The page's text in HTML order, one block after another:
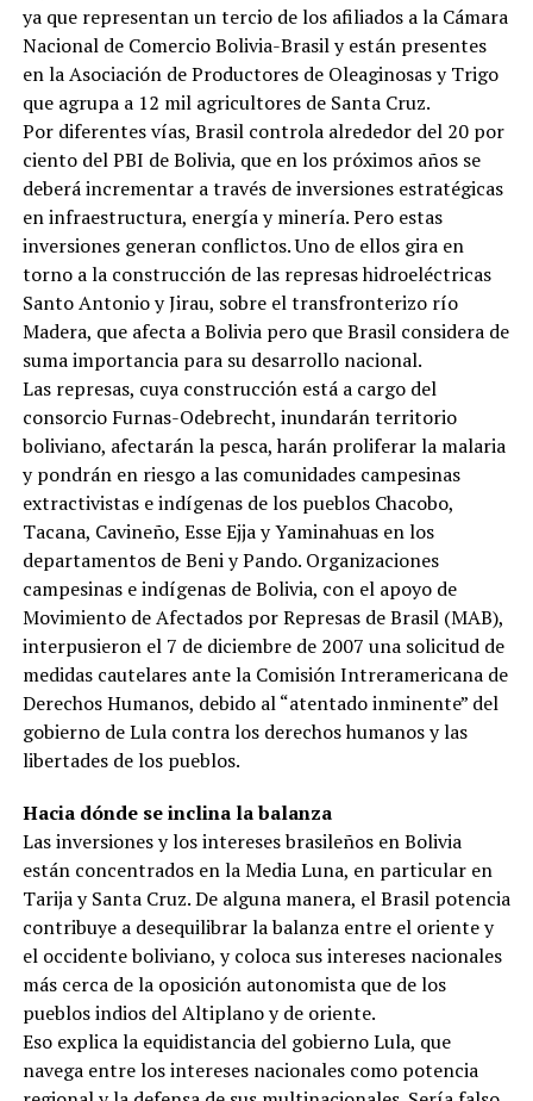
ya que representan un tercio de los afiliados a la Cámara
Nacional de Comercio Bolivia-Brasil y están presentes
en la Asociación de Productores de Oleaginosas y Trigo
que agrupa a 12 mil agricultores de Santa Cruz.
Por diferentes vías, Brasil controla alrededor del 20 por
ciento del PBI de Bolivia, que en los próximos años se
deberá incrementar a través de inversiones estratégicas
en infraestructura, energía y minería. Pero estas
inversiones generan conflictos. Uno de ellos gira en
torno a la construcción de las represas hidroeléctricas
Santo Antonio y Jirau, sobre el transfronterizo río
Madera, que afecta a Bolivia pero que Brasil considera de
suma importancia para su desarrollo nacional.
Las represas, cuya construcción está a cargo del
consorcio Furnas-Odebrecht, inundarán territorio
boliviano, afectarán la pesca, harán proliferar la malaria
y pondrán en riesgo a las comunidades campesinas
extractivistas e indígenas de los pueblos Chacobo,
Tacana, Cavineño, Esse Ejja y Yaminahuas en los
departamentos de Beni y Pando. Organizaciones
campesinas e indígenas de Bolivia, con el apoyo de
Movimiento de Afectados por Represas de Brasil (MAB),
interpusieron el 7 de diciembre de 2007 una solicitud de
medidas cautelares ante la Comisión Intreramericana de
Derechos Humanos, debido al “atentado inminente” del
gobierno de Lula contra los derechos humanos y las
libertades de los pueblos.
Hacia dónde se inclina la balanza
Las inversiones y los intereses brasileños en Bolivia
están concentrados en la Media Luna, en particular en
Tarija y Santa Cruz. De alguna manera, el Brasil potencia
contribuye a desequilibrar la balanza entre el oriente y
el occidente boliviano, y coloca sus intereses nacionales
más cerca de la oposición autonomista que de los
pueblos indios del Altiplano y de oriente.
Eso explica la equidistancia del gobierno Lula, que
navega entre los intereses nacionales como potencia